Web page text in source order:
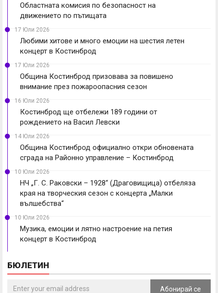
Областната комисия по безопасност на
движението по пътищата
17 Юли 2026
Любими хитове и много емоции на шестия летен
концерт в Костинброд
17 Юли 2026
Община Костинброд призовава за повишено
внимание през пожароопасния сезон
16 Юли 2026
Костинброд ще отбележи 189 години от
рождението на Васил Левски
14 Юли 2026
Община Костинброд официално откри обновената
сграда на Районно управление – Костинброд
10 Юли 2026
НЧ „Г. С. Раковски – 1928“ (Драговищица) отбеляза
края на творческия сезон с концерта „Малки
вълшебства“
10 Юли 2026
Музика, емоции и лятно настроение на петия
концерт в Костинброд
БЮЛЕТИН
Абонирай се